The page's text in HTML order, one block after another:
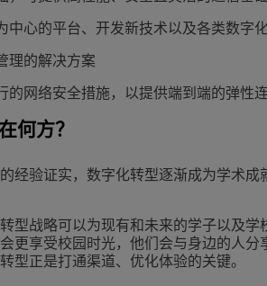
中心的平台、开发新技术以及各类数字
理的解决方案
的网络安全措施，以提供端到端的弹性
何方？
经验证实，数字化转型逐渐成为学术
型战略可以为现有和未来的学子以及
更享受校园时光，他们会与身边的人
型正是打通渠道、优化体验的关键。